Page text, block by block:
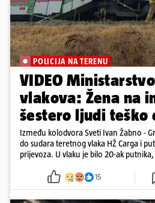
POLICIJA NA TERENU
VIDEO
vlakova: Žena na
šestero ljudi teško
Između kolodvora Sveti Ivan Žabno -
do sudara teretnog vlaka HŽ Carga i
prijevoza. U vlaku je bilo 20-ak
15